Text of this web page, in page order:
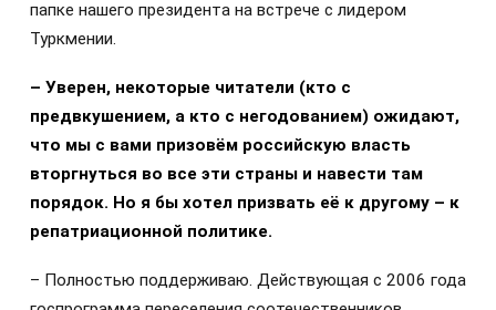
папке нашего президента на встрече с лидером
Туркмении.
– Уверен, некоторые читатели (кто с
предвкушением, а кто с негодованием) ожидают,
что мы с вами призовём российскую власть
вторгнуться во все эти страны и навести там
порядок. Но я бы хотел призвать её к другому – к
репатриационной политике.
– Полностью поддерживаю. Действующая с 2006 года